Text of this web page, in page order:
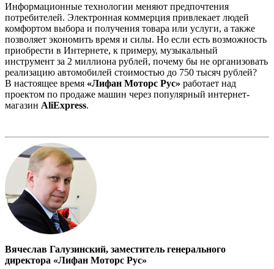
Информационные технологии меняют предпочтения
потребителей. Электронная коммерция привлекает людей
комфортом выбора и получения товара или услуги, а также
позволяет экономить время и силы. Но если есть возможность
приобрести в Интернете, к примеру, музыкальный
инструмент за 2 миллиона рублей, почему бы не организовать
реализацию автомобилей стоимостью до 750 тысяч рублей?
В настоящее время «Лифан Моторс Рус» работает над
проектом по продаже машин через популярный интернет-
магазин AliExpress.
Вячеслав Галузинский, заместитель генерального
директора «Лифан Моторс Рус»